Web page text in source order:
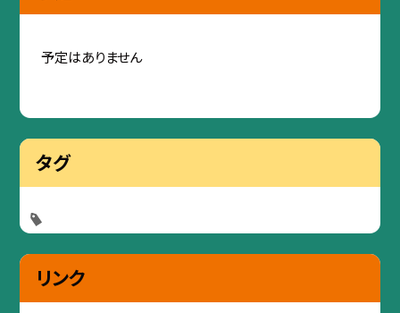
予定はありません
タグ
リンク